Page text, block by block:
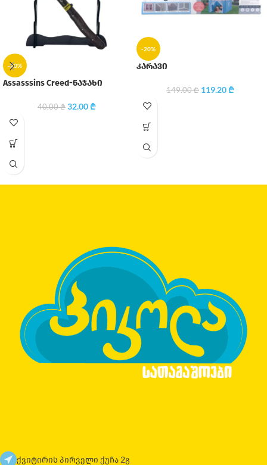
-20%
Assasssins Creed-ნაჯახი
40.00₾ 32.00₾
-20%
კარავი
149.00₾ 119.20₾
ქვიტირის პირველი ქუჩა 2გ